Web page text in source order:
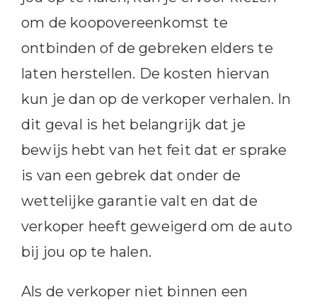
om de koopovereenkomst te
ontbinden of de gebreken elders te
laten herstellen. De kosten hiervan
kun je dan op de verkoper verhalen. In
dit geval is het belangrijk dat je
bewijs hebt van het feit dat er sprake
is van een gebrek dat onder de
wettelijke garantie valt en dat de
verkoper heeft geweigerd om de auto
bij jou op te halen.
Als de verkoper niet binnen een